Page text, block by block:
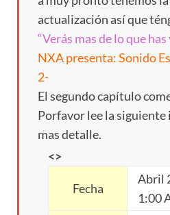
actualización así que
“Verás mas de lo que has
NXA presenta: Sonido
2-
El segundo capítulo
Porfavor lee la
mas detalle.
<>
Fecha
Abril
1:00